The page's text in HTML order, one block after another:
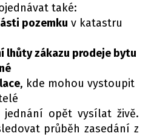
také:
pozemku v katastru
lhůty zákazu prodeje bytu
, kde mohou vystoupit
jednání opět vysílat živě.
průběh zasedání z